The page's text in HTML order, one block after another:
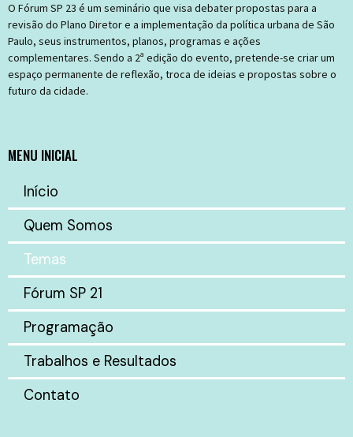
O Fórum SP 23 é um seminário que visa debater propostas para a
revisão do Plano Diretor e a implementação da política urbana de São
Paulo, seus instrumentos, planos, programas e ações
complementares. Sendo a 2ª edição do evento, pretende-se criar um
espaço permanente de reflexão, troca de ideias e propostas sobre o
futuro da cidade.
MENU INICIAL
Início
Quem Somos
Temas
Fórum SP 21
Programação
Trabalhos e Resultados
Contato